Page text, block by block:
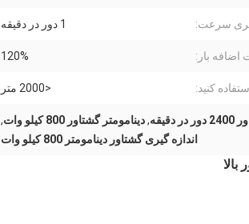
سرعت: 1 دور در دقیقه
اضافه بار: 120%
کنید: <2000 متر
,دینامومتر گشتاور 800 کیلو وات
,
اندازه گیری گشتاور دینامومتر 800 کیلو وات